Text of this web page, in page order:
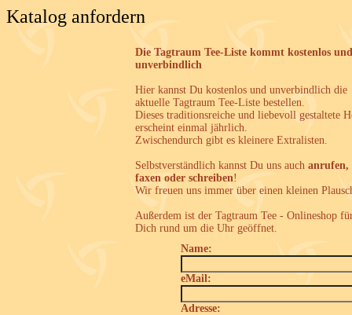
Katalog anfordern
Die Tagtraum Tee-Liste kommt kostenlos und
unverbindlich
Hier kannst Du kostenlos und unverbindlich die
aktuelle Tagtraum Tee-Liste bestellen.
Dieses traditionsreiche und liebevoll gestaltete
erscheint einmal jährlich.
Zwischendurch gibt es kleinere Extralisten.
Selbstverständlich kannst Du uns auch anrufen,
faxen oder schreiben!
Wir freuen uns immer über einen kleinen
Außerdem ist der Tagtraum Tee - Onlineshop
Dich rund um die Uhr geöffnet.
Name:
eMail:
Adresse: